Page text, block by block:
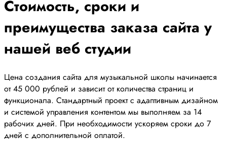
Стоимость, сроки и
преимущества заказа сайта у
нашей веб студии
Цена создания сайта для музыкальной школы начинается
от 45 000 рублей и зависит от количества страниц и
функционала. Стандартный проект с адаптивным дизайном
и системой управления контентом мы выполняем за 14
рабочих дней. При необходимости ускоряем сроки до 7
дней с дополнительной оплатой.